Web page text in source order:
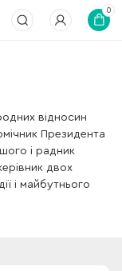
0
відносин
Президента
і радник
двох
і майбутнього